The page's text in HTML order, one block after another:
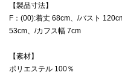
【製品寸法】
F：(00):着丈 68cm、/バスト
53cm、/カフス幅 7cm
【素材】
ポリエステル 100％